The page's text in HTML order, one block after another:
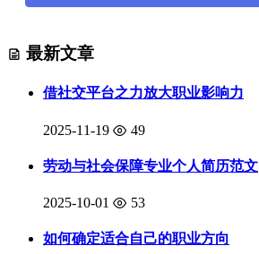
最新文章
借社交平台之力放大职业影响力
2025-11-19 49
劳动与社会保障专业个人简历范文
2025-10-01 53
如何确定适合自己的职业方向